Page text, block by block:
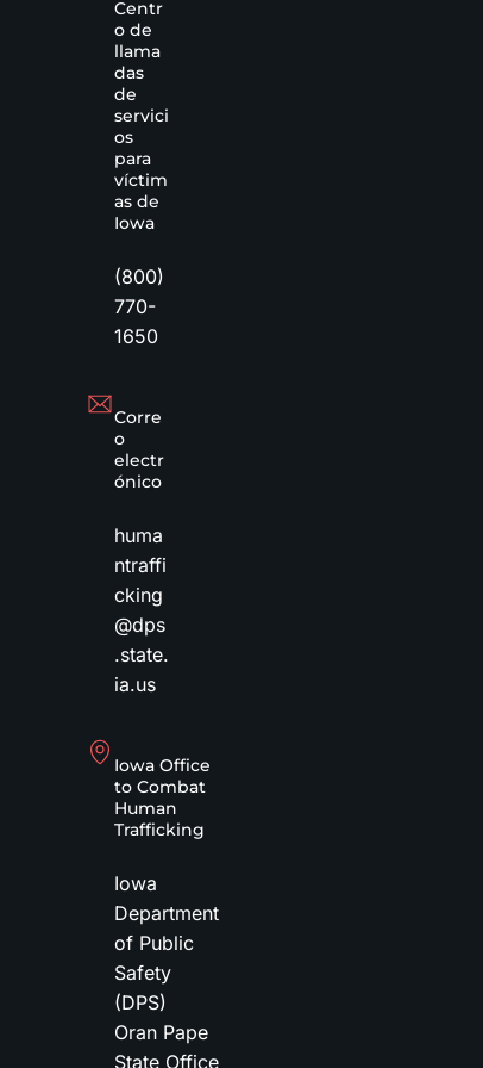
Centr
o de
llama
das
de
servici
os
para
víctim
as de
Iowa
(800)
770-
1650
Corre
o
electr
ónico
huma
ntraffi
cking
@dps
.state.
ia.us
Iowa Office
to Combat
Human
Trafficking
Iowa
Department
of Public
Safety
(DPS)
Oran Pape
State Office